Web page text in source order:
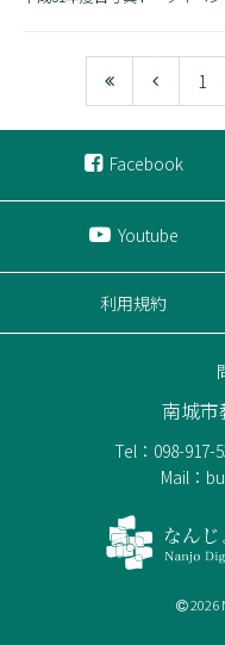
1
Facebook
Youtube
利用規約
南城市
Tel：098-917-
Mail：
2026